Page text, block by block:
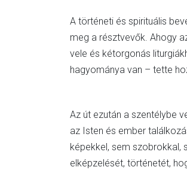
A történeti és spirituális
meg a résztvevők. Ahogy
vele és kétorgonás
hagyománya van – tette
Az út ezután a szentélybe
az Isten és ember
képekkel, sem szobrokkal,
elképzelését, történetét,